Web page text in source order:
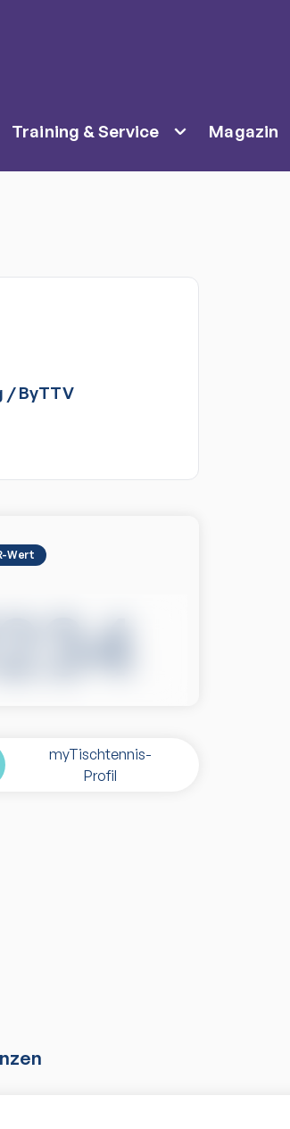
Training & Service Magazin
/ByTTV
Wert
myTischtennis-
Profil